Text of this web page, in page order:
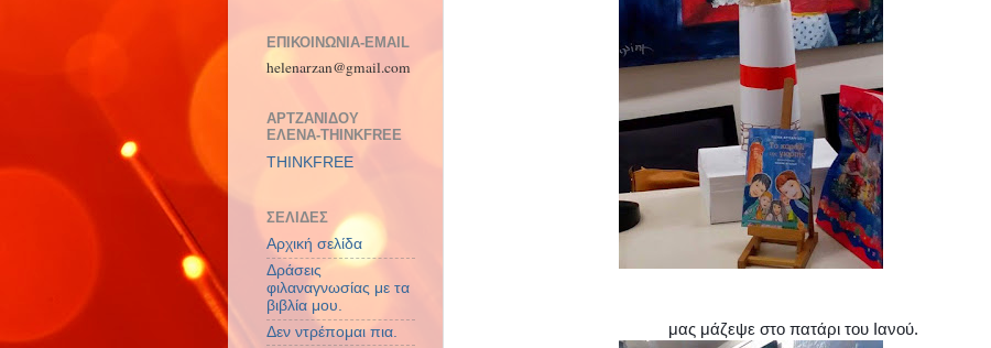
μας μάζεψε στο πατάρι του Ιανού.
ΕΠΙΚΟΙΝΩΝΙΑ-EMAIL
helenarzan@gmail.com
ΑΡΤΖΑΝΙΔΟΥ
ΕΛΕΝΑ-THINKFREE
THINKFREE
ΣΕΛΙΔΕΣ
Αρχική σελίδα
Δράσεις
φιλαναγνωσίας με τα
βιβλία μου.
Δεν ντρέπομαι πια.